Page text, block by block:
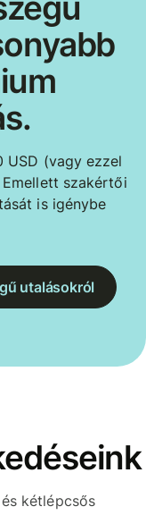
USD (vagy ezzel
szakértői
is igénybe
utalásokról
kétlépcsős